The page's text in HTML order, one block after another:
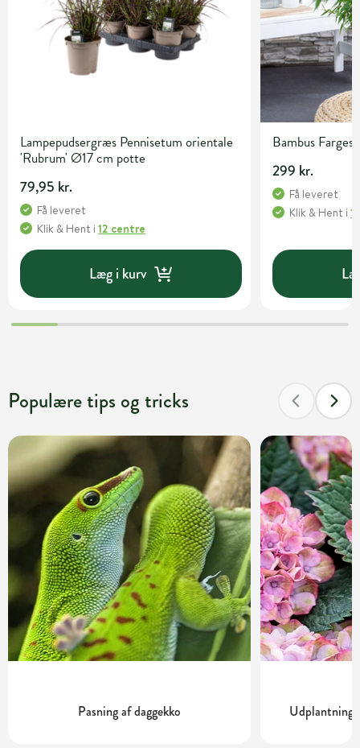
Lampepudsergræs Pennisetum orientale
'Rubrum' Ø17 cm potte
79,95 kr.
Få leveret
Klik & Hent i 12 centre
Læg i kurv
Bambus
299 kr.
Få leveret
Klik & Hent i
Populære tips og tricks
Pasning af daggekko Udplantning